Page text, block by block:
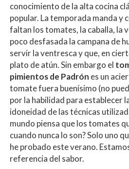
conocimiento de la alta cocina
popular. La temporada manda y
faltan los tomates, la caballa, la
poco desfasada la campana de
servir la ventresca y que, en
plato de atún. Sin embargo el
pimientos de Padrón es un
tomate fuera buenísimo (no
por la habilidad para establecer
idoneidad de las técnicas
mundo piensa que los tomates
cuando nunca lo son? Solo uno
he probado este verano.
referencia del sabor.